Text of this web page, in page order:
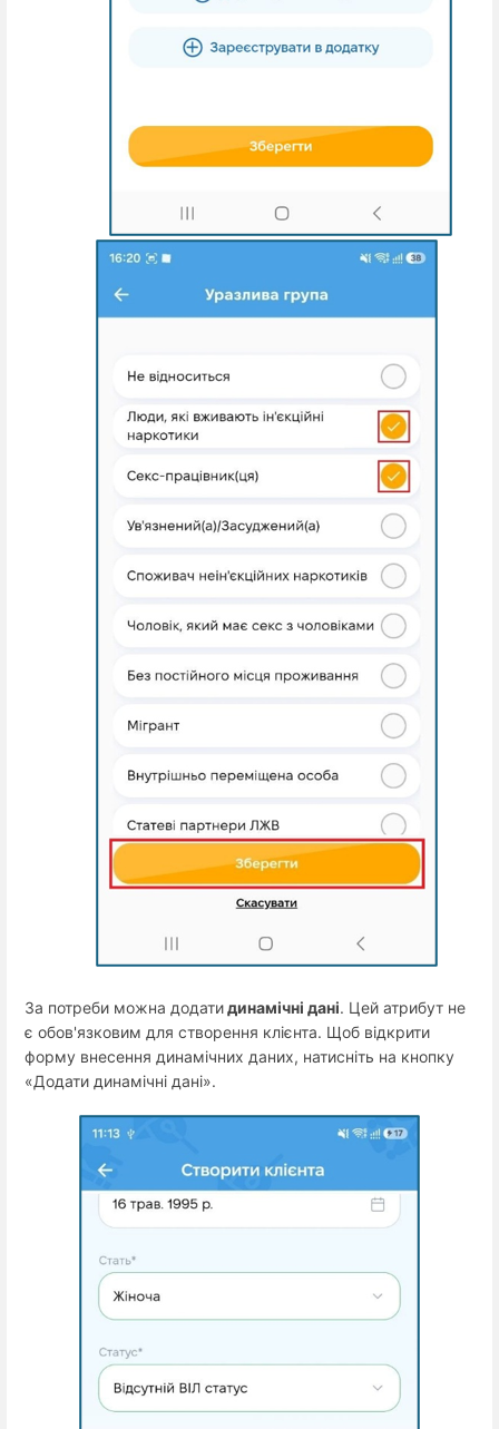
За потреби можна додатидинамічні дані. Цей атрибут не
є обов'язковим для створення клієнта. Щоб відкрити
форму внесення динамічних даних, натисніть на кнопку
«Додати динамічні дані».